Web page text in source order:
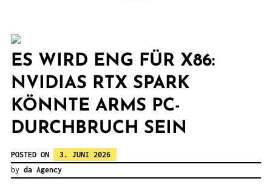
ES WIRD ENG FÜR X86:
NVIDIAS RTX SPARK
KÖNNTE ARMS PC-
DURCHBRUCH SEIN
POSTED ON
3. JUNI 2026
by da Agency